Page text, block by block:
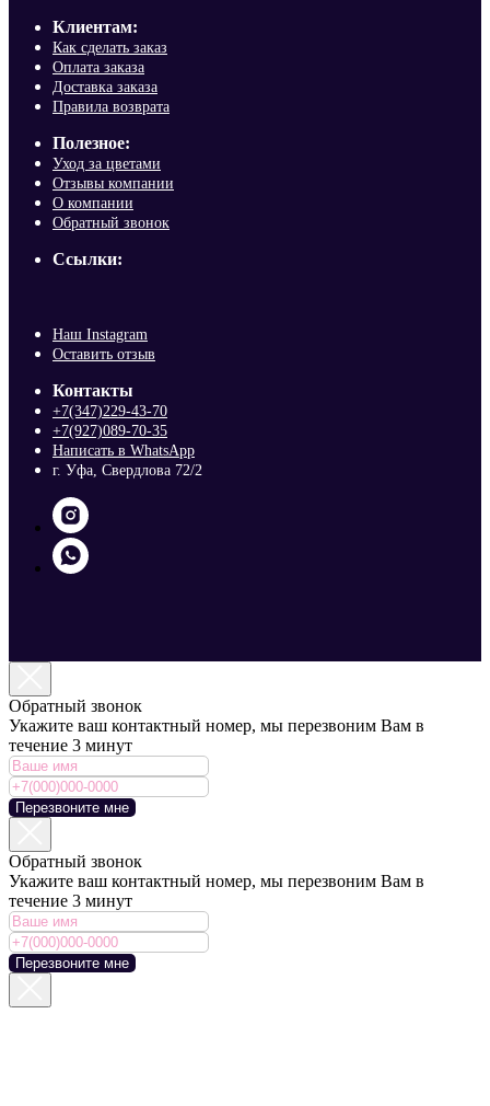
Клиентам:
Как сделать заказ
Оплата заказа
Доставка заказа
Правила возврата
Полезное:
Уход за цветами
Отзывы компании
О компании
Обратный звонок
Ссылки:
Наш Instagram
Оставить отзыв
Контакты
+7(347)229-43-70
+7(927)089-70-35
Написать в WhatsApp
г. Уфа, Свердлова 72/2
Обратный звонок
Укажите ваш контактный номер, мы перезвоним Вам в
течение 3 минут
Перезвоните мне
Обратный звонок
Укажите ваш контактный номер, мы перезвоним Вам в
течение 3 минут
Перезвоните мне